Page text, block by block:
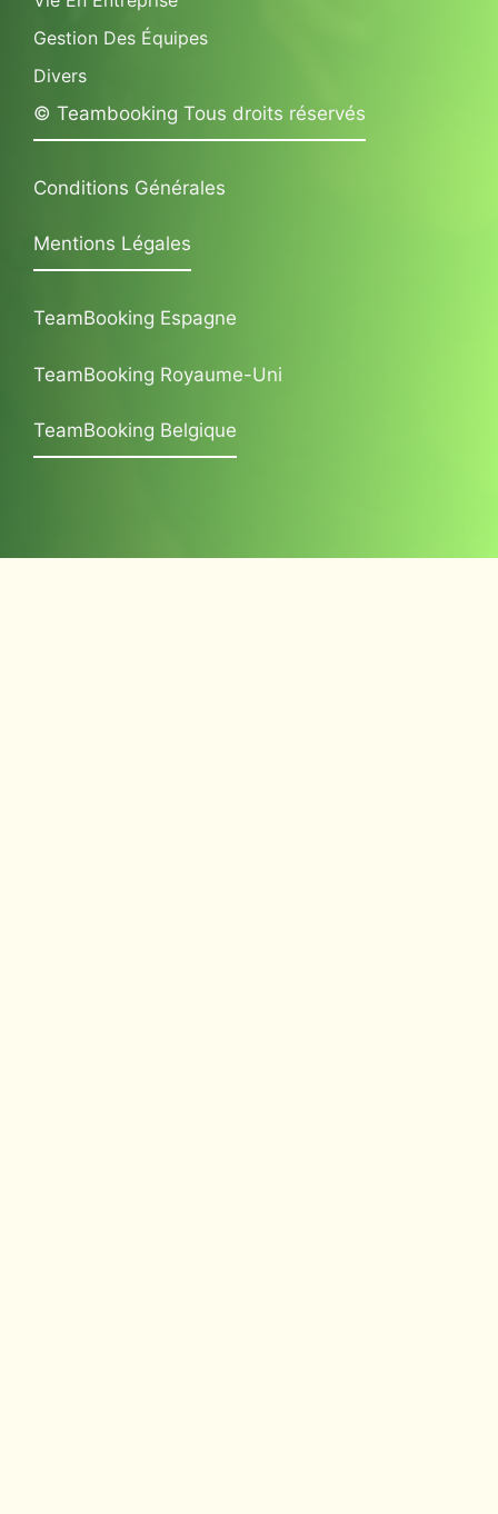
Gestion Des Équipes
Divers
© Teambooking Tous droits réservés
Conditions Générales
Mentions Légales
TeamBooking Espagne
TeamBooking Royaume-Uni
TeamBooking Belgique